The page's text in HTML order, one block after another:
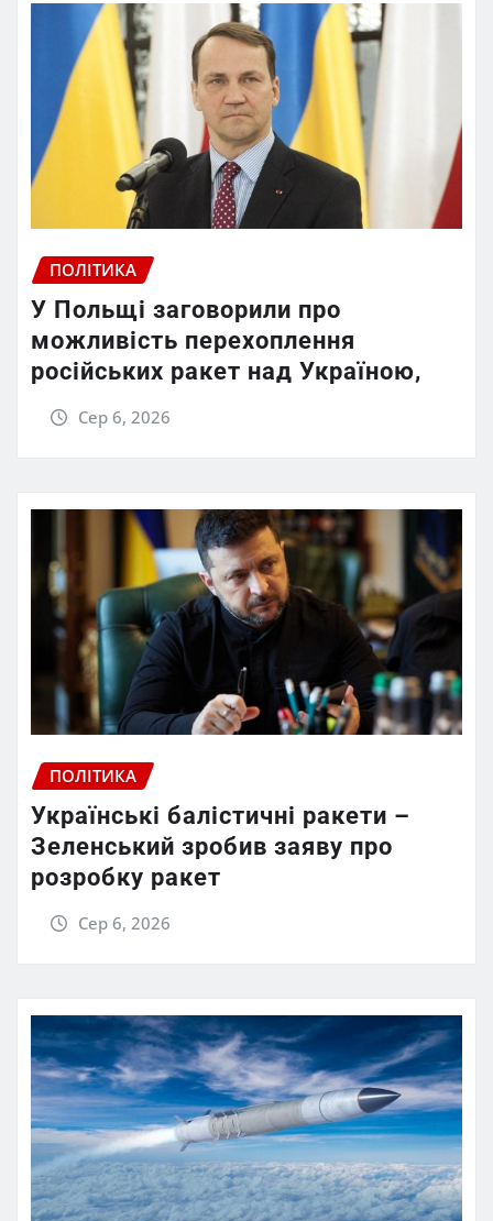
ПОЛІТИКА
У Польщі заговорили про
можливість перехоплення
російських ракет над Україною,
Сер 6, 2026
ПОЛІТИКА
Українські балістичні ракети –
Зеленський зробив заяву про
розробку ракет
Сер 6, 2026